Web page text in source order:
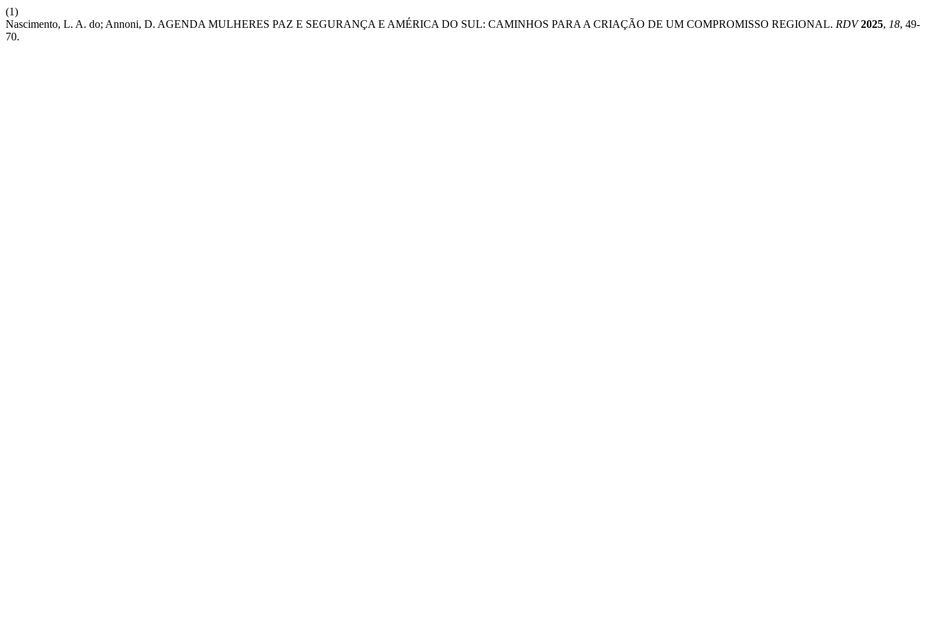
(1)
Nascimento, L. A. do; Annoni, D. AGENDA MULHERES PAZ E SEGURANÇA E AMÉRICA DO SUL: CAMINHOS PARA A CRIAÇÃO DE UM COMPROMISSO REGIONAL. RDV 2025, 18, 49-
70.